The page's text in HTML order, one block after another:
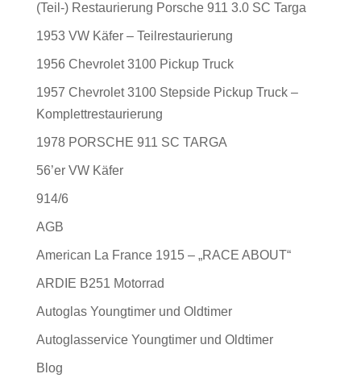
(Teil-) Restaurierung Porsche 911 3.0 SC Targa
1953 VW Käfer – Teilrestaurierung
1956 Chevrolet 3100 Pickup Truck
1957 Chevrolet 3100 Stepside Pickup Truck –
Komplettrestaurierung
1978 PORSCHE 911 SC TARGA
56’er VW Käfer
914/6
AGB
American La France 1915 – „RACE ABOUT“
ARDIE B251 Motorrad
Autoglas Youngtimer und Oldtimer
Autoglasservice Youngtimer und Oldtimer
Blog